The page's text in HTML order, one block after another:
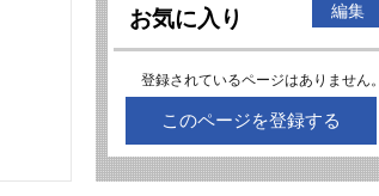
お気に入り 編集
登録されているページはありません。
このページを登録する